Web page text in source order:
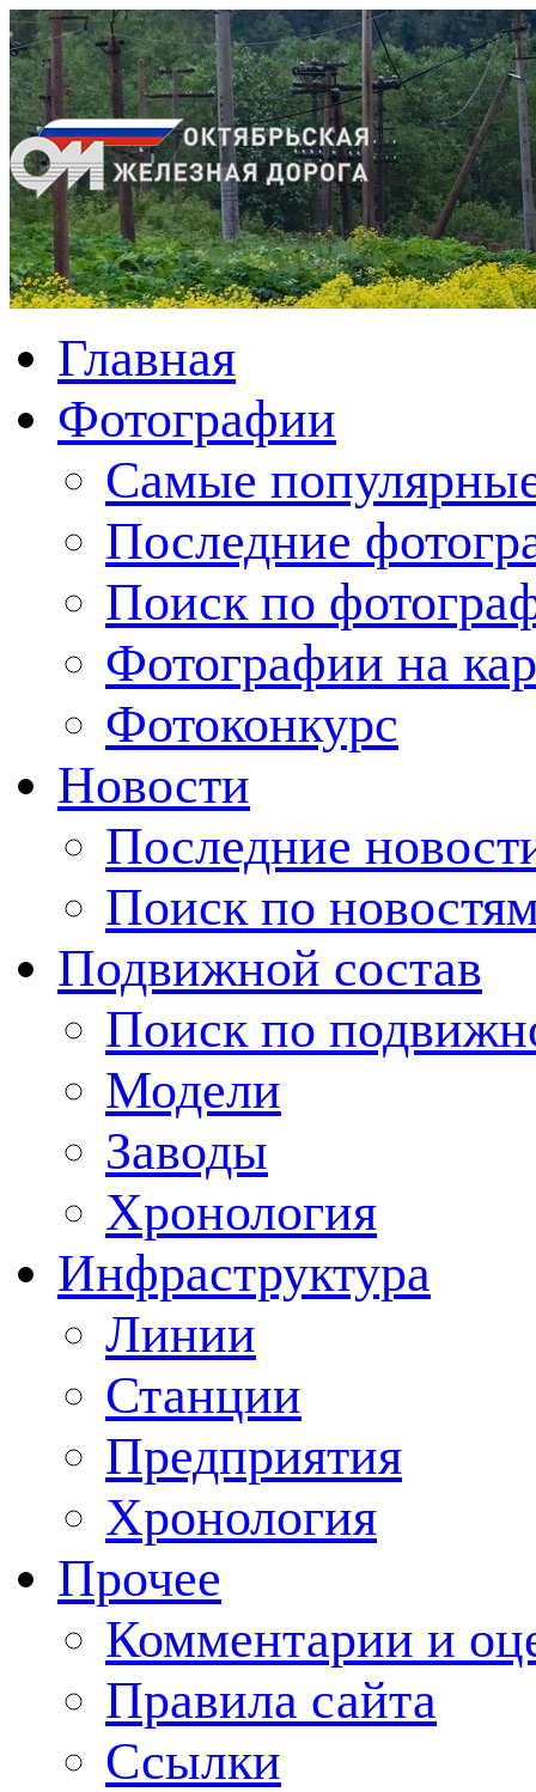
Главная
Фотографии
Cамые
Последние
Поиск по
Фотографии на
Фотоконкурс
Новости
Последние
Поиск по
Подвижной состав
Поиск по
Модели
Заводы
Хронология
Инфраструктура
Линии
Станции
Предприятия
Хронология
Прочее
Комментарии и
Правила сайта
Ссылки